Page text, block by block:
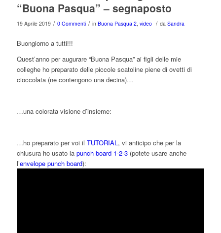
“Buona Pasqua” – segnaposto
19 Aprile 2019 / 0 Commenti / in Buona Pasqua 2, video / da Sandra
Buongiorno a tutti!!!
Quest’anno per augurare “Buona Pasqua” ai figli delle mie
colleghe ho preparato delle piccole scatoline piene di ovetti di
cioccolata (ne contengono una decina)…
…una colorata visione d’insieme:
…ho preparato per voi il TUTORIAL, vi anticipo che per la
chiusura ho usato la punch board 1-2-3(potete usare anche
l’envelope punch board):